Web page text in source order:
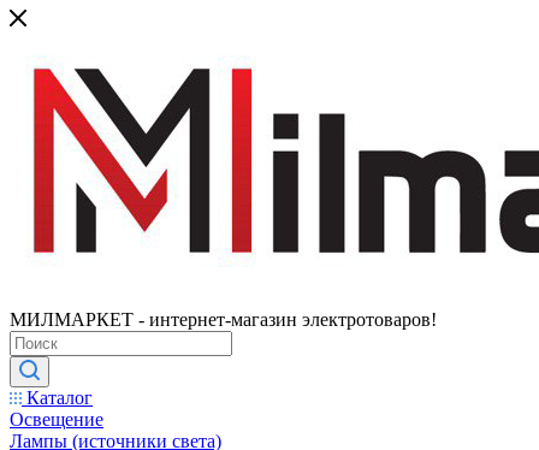
МИЛМАРКЕТ - интернет-магазин электротоваров!
Каталог
Освещение
Лампы (источники света)